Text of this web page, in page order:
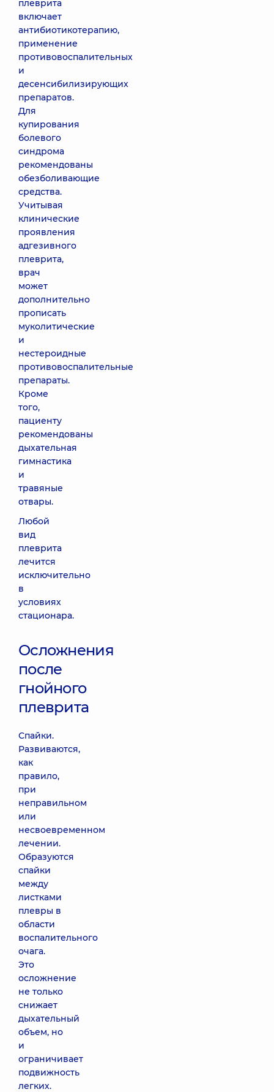
плеврита
включает
антибиотикотерапию,
применение
противовоспалительных
и
десенсибилизирующих
препаратов.
Для
купирования
болевого
синдрома
рекомендованы
обезболивающие
средства.
Учитывая
клинические
проявления
адгезивного
плеврита,
врач
может
дополнительно
прописать
муколитические
и
нестероидные
противовоспалительные
препараты.
Кроме
того,
пациенту
рекомендованы
дыхательная
гимнастика
и
травяные
отвары.
Любой
вид
плеврита
лечится
исключительно
в
условиях
стационара.
Осложнения
после
гнойного
плеврита
Спайки.
Развиваются,
как
правило,
при
неправильном
или
несвоевременном
лечении.
Образуются
спайки
между
листками
плевры в
области
воспалительного
очага.
Это
осложнение
не только
снижает
дыхательный
объем, но
и
ограничивает
подвижность
легких.